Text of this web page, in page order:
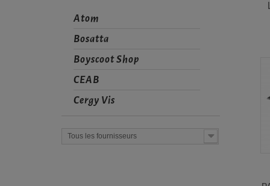
Atom
Bosatta
Boyscoot Shop
CEAB
Cergy Vis
Tous les fournisseurs